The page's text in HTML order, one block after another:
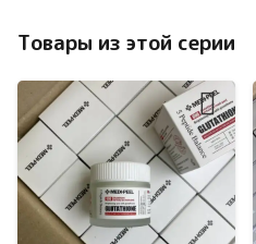
Товары из этой серии